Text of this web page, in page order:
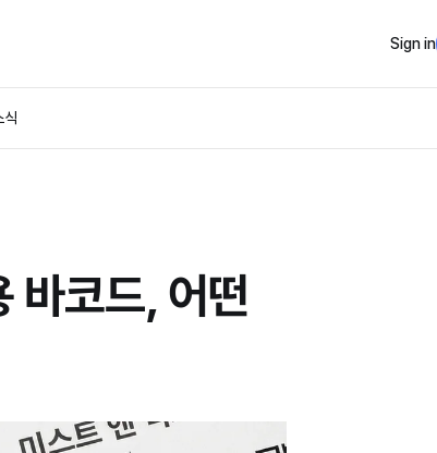
식
Sign in
바코드, 어떤